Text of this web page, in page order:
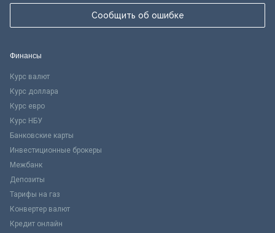
Сообщить об ошибке
Финансы
Курс валют
Курс доллара
Курс евро
Курс НБУ
Банковские карты
Инвестиционные брокеры
Межбанк
Депозиты
Тарифы на газ
Конвертер валют
Кредит онлайн